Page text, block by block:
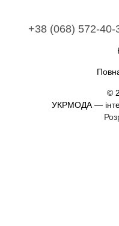
+38 (068) 572-40-
©
УКРМОДА —